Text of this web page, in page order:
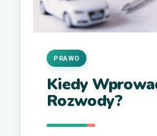
Kiedy
Rozwody?
PRAWO